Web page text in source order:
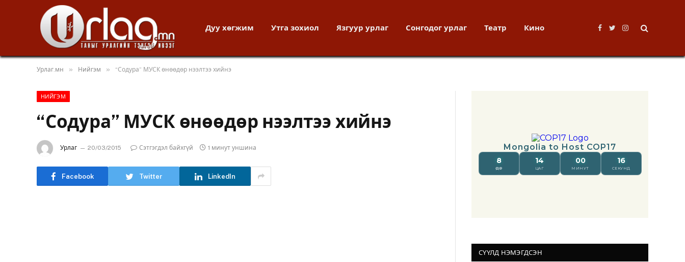
Дуу хөгжим Утга зохиол Язгуур урлаг Сонгодог урлаг Театр Кино
Facebook
TwitterInstagram
Урлаг.мн » Нийгэм » “Содура” МУСК өнөөдөр нээлтээ хийнэ
НИЙГЭМ
“Содура” МУСК өнөөдөр нээлтээ хийнэ
Урлаг 20/03/2015 Сэтгэгдэл байхгүй 1 минут уншина
Facebook Twitter LinkedIn
СҮҮЛД НЭМЭГДСЭН